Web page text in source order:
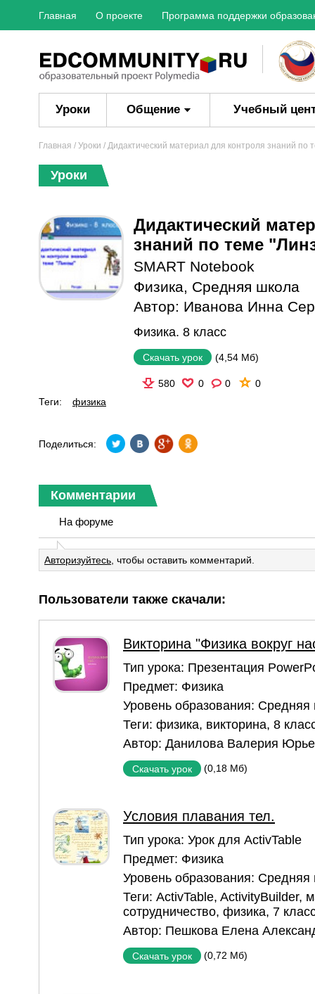
Главная О проекте Программа поддержки
Уроки Общение Учебный
Главная / Уроки / Дидактический материал для контроля знаний по
Уроки
Дидактический
знаний по теме
SMART Notebook
Физика, Средняя школа
Автор: Иванова Инна
Физика. 8 класс
Скачать урок (4,54 Мб)
580 0 0
0
Теги:
физика
Поделиться:
Комментарии
На форуме
Авторизуйтесь , чтобы оставить комментарий.
Пользователи также скачали:
Викторина "Физика вокруг
Тип урока: Презентация
Предмет: Физика
Уровень образования: Средняя
Теги: физика, викторина, 8
Автор: Данилова Валерия
Скачать урок (0,18 Мб)
Условия плавания тел.
Тип урока: Урок для ActivTable
Предмет: Физика
Уровень образования: Средняя
Теги: ActivTable, ActivityBuilder,
сотрудничество, физика, 7
Автор: Пешкова Елена
Скачать урок (0,72 Мб)